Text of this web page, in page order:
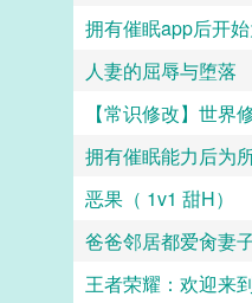
拥有催眠app后开始
人妻的屈辱与堕落
【常识修改】世界
拥有催眠能力后为
恶果（ 1v1 甜H）
爸爸邻居都爱肏妻
王者荣耀：欢迎来